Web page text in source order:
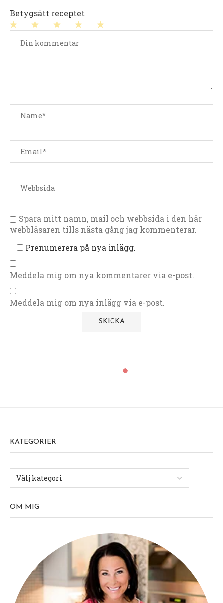
Betygsätt receptet
stjärnor
stjärnor
stjärnor
stjärna
Spara mitt namn, mail och webbsida i den här
webbläsaren tills nästa gång jag kommenterar.
Prenumerera på nya inlägg.
Meddela mig om nya kommentarer via e-post.
Meddela mig om nya inlägg via e-post.
KATEGORIER
OM MIG